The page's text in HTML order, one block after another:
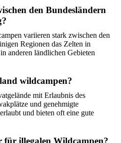
den Bundesländern
variieren stark zwischen den
Regionen das Zelten in
anderen ländlichen Gebieten
wildcampen?
mit Erlaubnis des
und genehmigte
und bieten oft eine gute